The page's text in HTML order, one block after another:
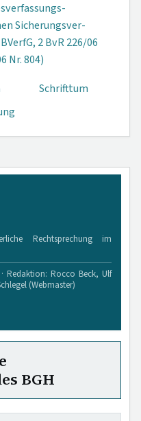
Sicherungsver­
2 BvR 226/06
Nr. 804)
Schrifttum
Rechtsprechung im
Redaktion: Rocco Beck, Ulf
(Webmaster)
BGH